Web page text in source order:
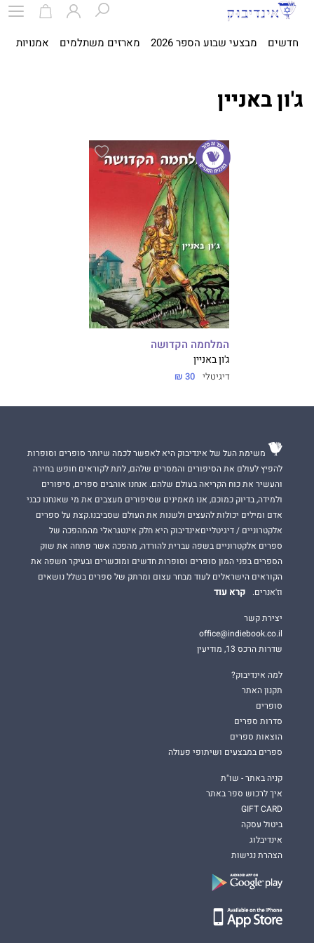
חדשים מבצעי שבוע הספר 2026 מארזים משתלמים אמנויות
ג'ון באניין
המלחמה הקדושה
ג'ון באניין
דיגיטלי 30 ₪
משימת העל של אינדיבוק היא לאפשר לכמה שיותר סופרים וסופרות
להפיץ לעולם את הסיפורים והמסרים שלהם, לתת לקוראים חופש בחירה
והעשיר את כוח הקריאה בעולם שלהם. אנחנו אוהבים ספרים, סיפורים
ולמידה, בדיוק כמוכם, אנו מאמינים שסיפורים מעצבים את מי שאנחנו כבני
אדם ומילים יכולות להעצים ולשנות את העולם שסביבנו.קצת על ספרים
אלקטרוניים / דיגיטלייםאינדיבוק היא חלק אינטגראלי מהמהפכה של
ספרים אלקטרוניים בשפה עברית להורדה, מהפכה אשר פתחה את שוק
הספרים בפני המון סופרים וסופרות חדשים ומוכשרים ובעיקר חשפה את
הקוראים הישראלים לעוד מבחר עצום ומרתק של ספרים בשלל נושאים
וז'אנרים.
קרא עוד
יצירת קשר
office@indiebook.co.il
שדרות הרכס 13, מודיעין
למה אינדיבוק?
תקנון האתר
סופרים
סדרות ספרים
הוצאות ספרים
ספרים במבצעים ושיתופי פעולה
קניה באתר - שו"ת
איך לרכוש ספר באתר
GIFT CARD
ביטול עסקה
אינדיבלוג
הצהרת נגישות